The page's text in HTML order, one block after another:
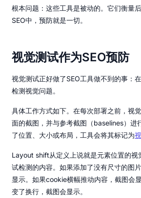
根本问题：这些工具是被动的。它们衡量
SEO中，预防就是一切。
视觉测试作为SEO预防
视觉测试正好做了SEO工具做不到的事：
检测视觉问题。
具体工作方式如下。在每次部署之前，视
面的截图，并与参考截图（baselines）进
了位置、大小或布局，工具会将其标记为
Layout shift从定义上说就是元素位置的视
试检测的内容。如果添加了没有尺寸的图
显示。如果cookie横幅推动内容，截图会
变了换行，截图会显示。